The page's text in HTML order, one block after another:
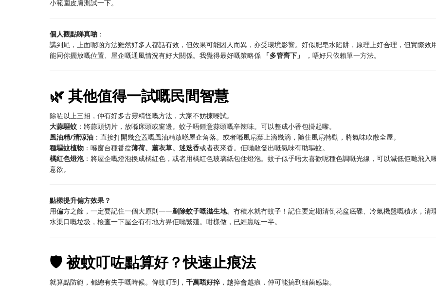
小範圍皮膚測試一下。
個人觀點睇真啲 ：
講到尾，上面呢啲方法雖然好多人都話有效，但效果可能因人而異，亦受環境影響。好似肥皂水陷阱，原理上好合理，但實際效
能同你擺放嘅位置、屋企嘅通風情況有好大關係。我覺得最好嘅策略係
「多管齊下」 ​ ，唔好只依賴單一方法。
🌿 其他值得一試嘅民間智慧
除咗以上三招，仲有好多古靈精怪嘅方法，大家不妨揀嚟試。
大蒜驅蚊：將蒜頭切片，放喺床頭或窗邊。蚊子唔鍾意蒜頭嘅辛辣味。可以整成小香包掛起嚟。
風油精/清涼油 ：直接打開幾盒蓋嘅風油精放喺屋企角落。或者喺風扇葉上滴幾滴，隨住風扇轉動，將氣味吹散全屋。
種驅蚊植物 ：喺窗台種番盆薄荷、薰衣草、迷迭香或者夜來香。佢哋散發出嘅氣味有助驅蚊。
橘紅色燈泡：將屋企嘅燈泡換成橘紅色，或者用橘紅色玻璃紙包住燈泡。蚊子似乎唔太喜歡呢種色調嘅光線，可以減低佢哋飛入
意欲。
點樣提升偏方效果？
用偏方之餘，一定要記住一個大原則——剷除蚊子嘅滋生地。冇積水就冇蚊子！記住要定期清倒花盆底碟、冷氣機盤嘅積水，清
水渠口嘅垃圾，檢查一下屋企有冇地方畀佢哋繁殖。咁樣做，已經贏咗一半。
🛡️ 被蚊叮咗點算好？快速止痕法
就算點防範，都總有失手嘅時候。俾蚊叮到， 千萬唔好捽 ，越捽會越痕，仲可能搞到細菌感染。